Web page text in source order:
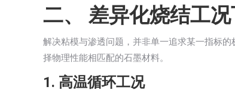
二、 差异化烧结工
解决粘模与渗透问题，并非单一追求某一指标
择物理性能相匹配的石墨材料。
1. 高温循环工况